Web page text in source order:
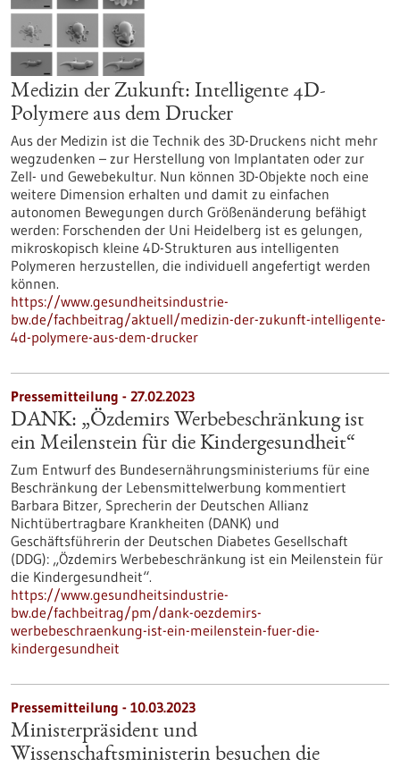
Medizin der Zukunft: Intelligente 4D-
Polymere aus dem Drucker
Aus der Medizin ist die Technik des 3D-Druckens nicht mehr
wegzudenken – zur Herstellung von Implantaten oder zur
Zell- und Gewebekultur. Nun können 3D-Objekte noch eine
weitere Dimension erhalten und damit zu einfachen
autonomen Bewegungen durch Größenänderung befähigt
werden: Forschenden der Uni Heidelberg ist es gelungen,
mikroskopisch kleine 4D-Strukturen aus intelligenten
Polymeren herzustellen, die individuell angefertigt werden
können.
https://www.gesundheitsindustrie-
bw.de/fachbeitrag/aktuell/medizin-der-zukunft-intelligente-
4d-polymere-aus-dem-drucker
Pressemitteilung - 27.02.2023
DANK: „Özdemirs Werbebeschränkung ist
ein Meilenstein für die Kindergesundheit“
Zum Entwurf des Bundesernährungsministeriums für eine
Beschränkung der Lebensmittelwerbung kommentiert
Barbara Bitzer, Sprecherin der Deutschen Allianz
Nichtübertragbare Krankheiten (DANK) und
Geschäftsführerin der Deutschen Diabetes Gesellschaft
(DDG): „Özdemirs Werbebeschränkung ist ein Meilenstein für
die Kindergesundheit“.
https://www.gesundheitsindustrie-
bw.de/fachbeitrag/pm/dank-oezdemirs-
werbebeschraenkung-ist-ein-meilenstein-fuer-die-
kindergesundheit
Pressemitteilung - 10.03.2023
Ministerpräsident und
Wissenschaftsministerin besuchen die